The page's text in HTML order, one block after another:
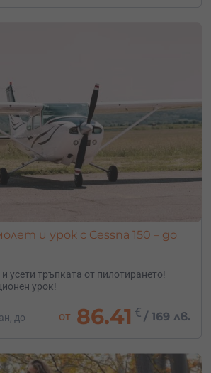
и урок с Cessna 150 – до
усети тръпката от пилотирането!
урок!
до
от 86.41 € / 169 лв.